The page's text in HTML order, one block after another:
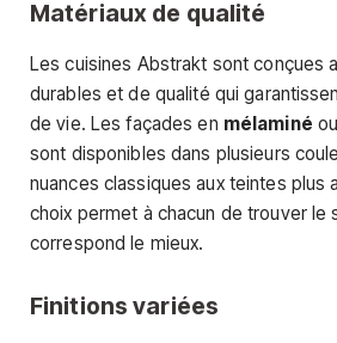
Matériaux de qualité
Les cuisines Abstrakt sont conçues
durables et de qualité qui
de vie. Les façades en mélaminé
sont disponibles dans plusieurs
nuances classiques aux teintes plus
choix permet à chacun de trouver le
correspond le mieux.
Finitions variées